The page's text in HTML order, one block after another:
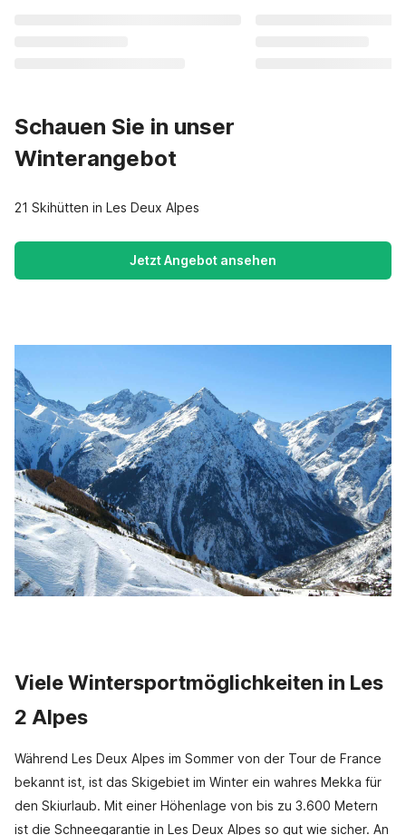
Schauen Sie in unser
Winterangebot
21 Skihütten in Les Deux Alpes
Jetzt Angebot ansehen
Viele Wintersportmöglichkeiten in Les
2 Alpes
Während Les Deux Alpes im Sommer von der Tour de France
bekannt ist, ist das Skigebiet im Winter ein wahres Mekka für
den Skiurlaub. Mit einer Höhenlage von bis zu 3.600 Metern
ist die Schneegarantie in Les Deux Alpes so gut wie sicher. An